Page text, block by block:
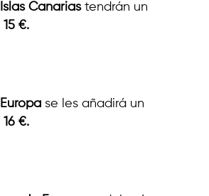
Islas Canariastendrán un
15 €.
Europa se les añadirá un
16 €.